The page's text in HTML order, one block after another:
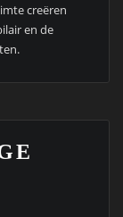
creëren
en de